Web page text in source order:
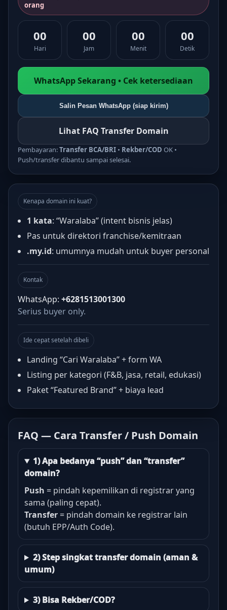
orang
00
Hari
00
Jam
00
Menit
00
Detik
WhatsApp Sekarang • Cek ketersediaan
Salin Pesan WhatsApp (siap kirim)
Lihat FAQ Transfer Domain
Pembayaran:Transfer BCA/BRI • Rekber/COD OK •
Push/transfer dibantu sampai selesai.
Kenapa domain ini kuat?
1 kata: “Waralaba” (intent bisnis jelas)
Pas untuk direktori franchise/kemitraan
.my.id: umumnya mudah untuk buyer personal
Kontak
WhatsApp: +6281513001300
Serius buyer only.
Ide cepat setelah dibeli
Landing “Cari Waralaba” + form WA
Listing per kategori (F&B, jasa, retail, edukasi)
Paket “Featured Brand” + biaya lead
FAQ — Cara Transfer / Push Domain
1) Apa bedanya “push” dan “transfer”
domain?
Push = pindah kepemilikan di registrar yang
sama (paling cepat).
Transfer = pindah domain ke registrar lain
(butuh EPP/Auth Code).
2) Step singkat transfer domain (aman &
umum)
3) Bisa Rekber/COD?